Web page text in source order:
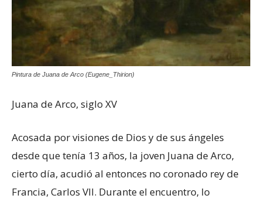
Pintura de Juana de Arco (Eugene_Thirion)
Juana de Arco, siglo XV
Acosada por visiones de Dios y de sus ángeles
desde que tenía 13 años, la joven Juana de Arco,
cierto día, acudió al entonces no coronado rey de
Francia, Carlos VII. Durante el encuentro, lo